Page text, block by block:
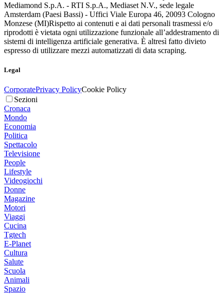
Mediamond S.p.A. - RTI S.p.A., Mediaset N.V., sede legale
Amsterdam (Paesi Bassi) - Uffici Viale Europa 46, 20093 Cologno
Monzese (MI)Rispetto ai contenuti e ai dati personali trasmessi e/o
riprodotti è vietata ogni utilizzazione funzionale all’addestramento di
sistemi di intelligenza artificiale generativa. È altresì fatto divieto
espresso di utilizzare mezzi automatizzati di data scraping.
Legal
CorporatePrivacy PolicyCookie Policy
Sezioni
Cronaca
Mondo
Economia
Politica
Spettacolo
Televisione
People
Lifestyle
Videogiochi
Donne
Magazine
Motori
Viaggi
Cucina
Tgtech
E-Planet
Cultura
Salute
Scuola
Animali
Spazio